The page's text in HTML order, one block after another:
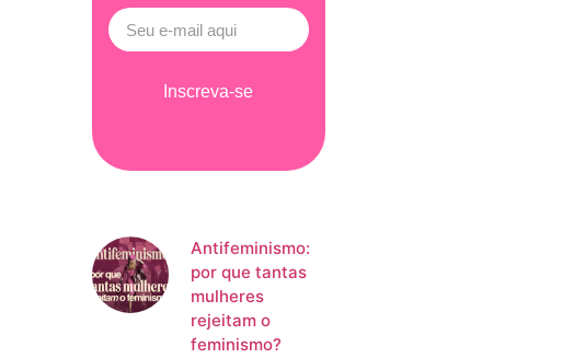
Inscreva-se
Antifeminismo:
por que tantas
mulheres
rejeitam o
feminismo?